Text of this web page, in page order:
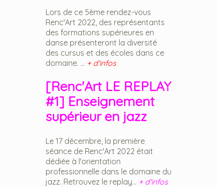
Lors de ce 5ème rendez-vous
Renc'Art 2022, des représentants
des formations supérieures en
danse présenteront la diversité
des cursus et des écoles dans ce
domaine. ... + d'infos
[Renc'Art LE REPLAY
#1] Enseignement
supérieur en jazz
Le 17 décembre, la première
séance de Renc'Art 2022 était
dédiée à l'orientation
professionnelle dans le domaine du
jazz. Retrouvez le replay... + d'infos